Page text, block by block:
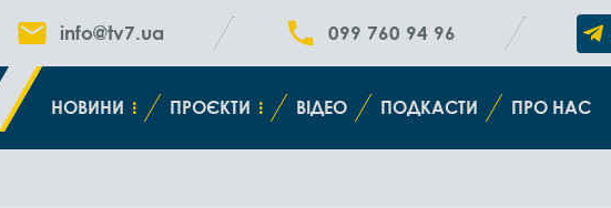
info@tv7.ua 099 760 94 96
НОВИНИ ПРОЄКТИ ВІДЕО ПОДКАСТИ ПРО НАС